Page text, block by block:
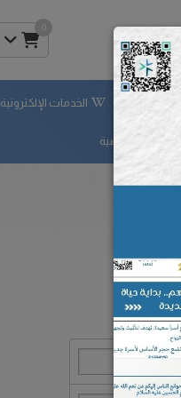
الخدمات الإلكترونية
الخصوصية
×